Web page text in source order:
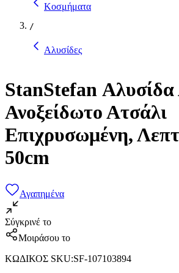
Κοσμήματα
/
Αλυσίδες
StanStefan Αλυσίδα
Ανοξείδωτο Ατσάλι
Επιχρυσωμένη,
50cm
Αγαπημένα
Σύγκρινέ το
Μοιράσου το
ΚΩΔΙΚΟΣ SKU:SF-107103894